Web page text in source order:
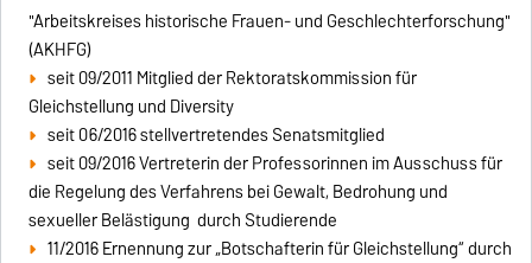
"Arbeitskreises historische Frauen- und Geschlechterforschung"
(AKHFG)
seit 09/2011 Mitglied der Rektoratskommission für
Gleichstellung und Diversity
seit 06/2016 stellvertretendes Senatsmitglied
seit 09/2016 Vertreterin der Professorinnen im Ausschuss für
die Regelung des Verfahrens bei Gewalt, Bedrohung und
sexueller Belästigung durch Studierende
11/2016 Ernennung zur „Botschafterin für Gleichstellung“ durch